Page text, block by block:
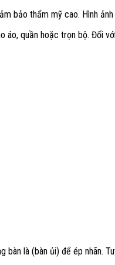
bảo thẩm mỹ cao. Hình
quần hoặc trọn bộ. Đối
là (bàn ủi) để ép nhãn.